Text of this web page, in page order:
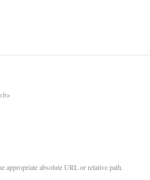
appropriate absolute URL or relative path.